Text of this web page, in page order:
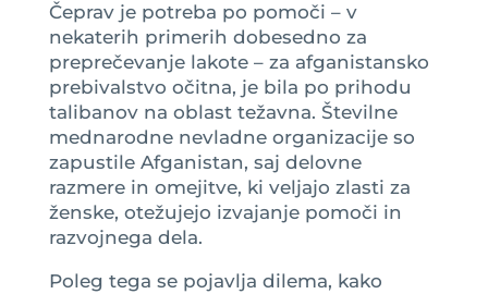
Čeprav je potreba po pomoči – v
nekaterih primerih dobesedno za
preprečevanje lakote – za afganistansko
prebivalstvo očitna, je bila po prihodu
talibanov na oblast težavna. Številne
mednarodne nevladne organizacije so
zapustile Afganistan, saj delovne
razmere in omejitve, ki veljajo zlasti za
ženske, otežujejo izvajanje pomoči in
razvojnega dela.
Poleg tega se pojavlja dilema, kako